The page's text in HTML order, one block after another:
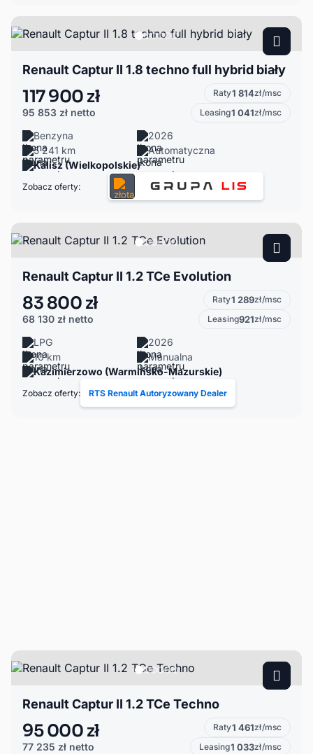
Renault Captur II 1.8 techno full hybrid biały
117 900 zł
95 853 zł netto
Raty1 814zł/msc
Leasing1 041zł/msc
Benzyna
2026
5 241 km
Automatyczna
Kalisz (Wielkopolskie)
Zobacz oferty:
Renault Captur II 1.2 TCe Evolution
83 800 zł
68 130 zł netto
Raty1 289zł/msc
Leasing921zł/msc
LPG
2026
10 km
Manualna
Kazimierzowo (Warmińsko-Mazurskie)
Zobacz oferty: RTS Renault Autoryzowany Dealer
Renault Captur II 1.2 TCe Techno
95 000 zł
77 235 zł netto
Raty1 461zł/msc
Leasing1 033zł/msc